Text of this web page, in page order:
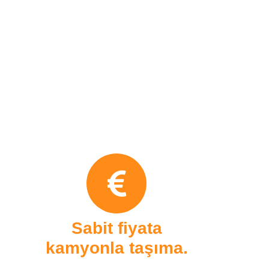
Sabit fiyata
kamyonla taşıma.